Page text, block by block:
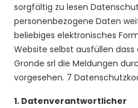
sorgfältig zu lesen
personenbezogene Daten
beliebiges elektronisches
Website selbst ausfüllen
Gronde srl die Meldungen
vorgesehen. 7
1. Datenverantwortlicher